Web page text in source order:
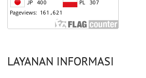
LAYANAN INFORMASI